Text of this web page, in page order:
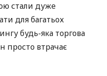
стали дуже
для багатьох
будь-яка торгова
просто втрачає